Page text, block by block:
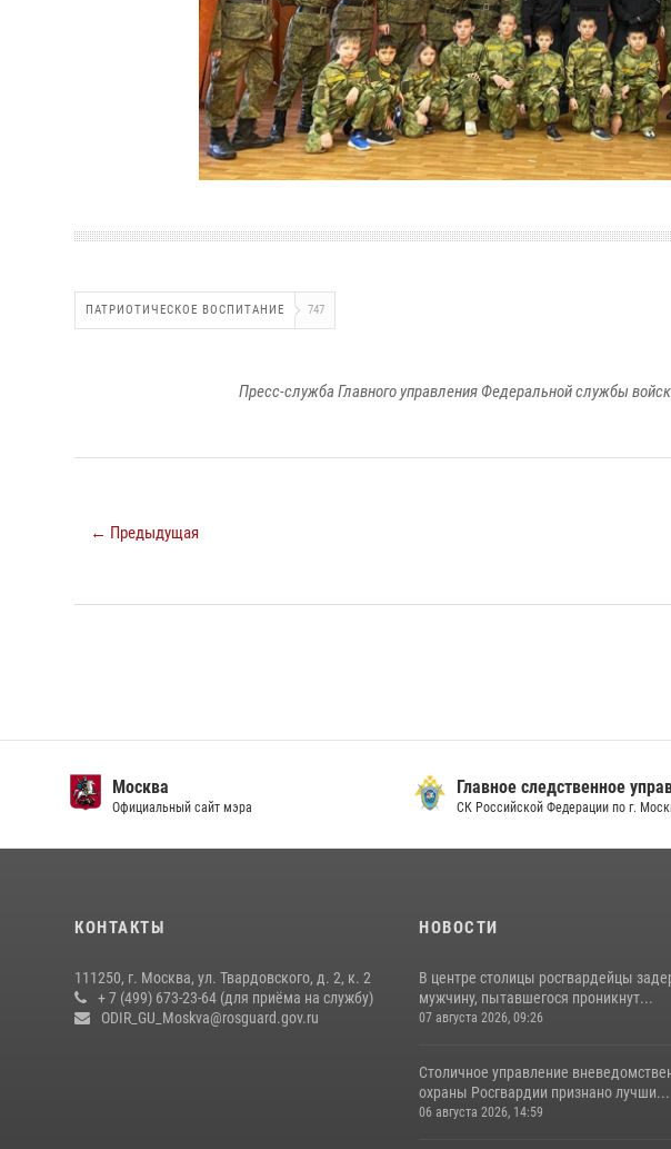
ПАТРИОТИЧЕСКОЕ ВОСПИТАНИЕ 747
Пресс-служба Главного управления Федеральной службы
← Предыдущая
Москва
Официальный сайт мэра
Главное следственное
СК Российской Федерации по г.
КОНТАКТЫ
111250, г. Москва, ул. Твардовского, д. 2, к. 2
+ 7 (499) 673-23-64 (для приёма на службу)
ODIR_GU_Moskva@rosguard.gov.ru
НОВОСТИ
В центре столицы росгвардейцы
мужчину, пытавшегося проникнут...
07 августа 2026, 09:26
Столичное управление
охраны Росгвардии признано лучши...
06 августа 2026, 14:59